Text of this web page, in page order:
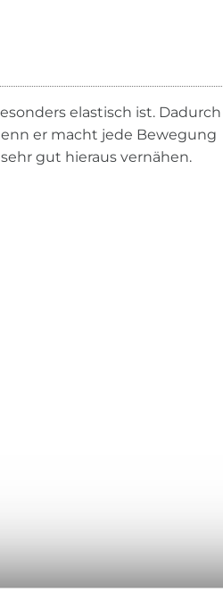
elastisch ist. Dadurch
er macht jede Bewegung
gut hieraus vernähen.